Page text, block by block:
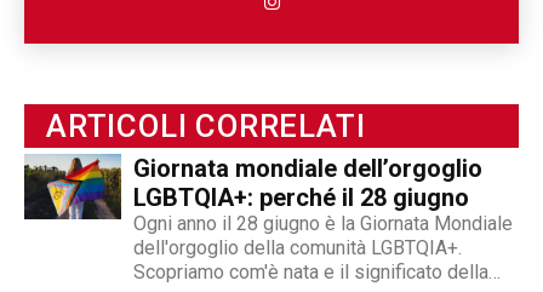
esperienza nel mondo associazionistico italiano
e internazionale, Angelo Andrea Vegliante ha
ottenendo capacità eclettiche che gli
permettono di spaziare tra giornalismo,
videogiornalismo e speakeraggio radiofonico. La
sua impronta stilistica è da sempre al servizio
dei temi sociali: si fa portavoce delle fasce più
deboli della società, spinto dall'irrefrenabile
curiosità. L’immancabile sete di verità lo
ARTICOLI CORRELATI
Giornata mondiale dell’orgoglio
LGBTQIA+: perché il 28 giugno
Ogni anno il 28 giugno è la Giornata Mondiale
dell'orgoglio della comunità LGBTQIA+.
Scopriamo com'è nata e il significato della